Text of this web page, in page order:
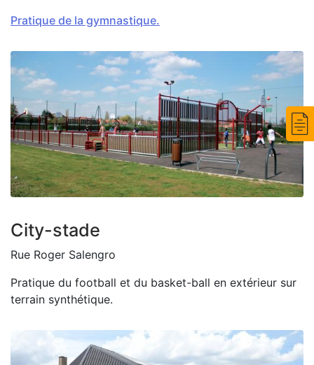
Pratique de la gymnastique.
City-stade
Rue Roger Salengro
Pratique du football et du basket-ball en extérieur sur
terrain synthétique.